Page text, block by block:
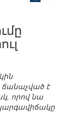
ճանաչված է
որով նա